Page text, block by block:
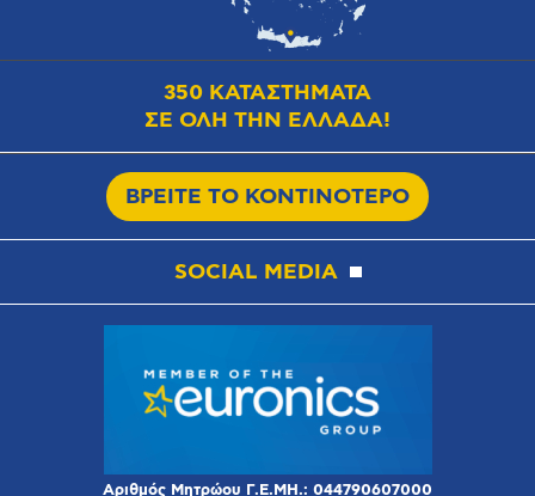
350 ΚΑΤΑΣΤΗΜΑΤΑ
ΣΕ ΟΛΗ ΤΗΝ ΕΛΛΑΔΑ!
ΒΡΕΙΤΕ ΤΟ ΚΟΝΤΙΝΟΤΕΡΟ
SOCIAL MEDIA